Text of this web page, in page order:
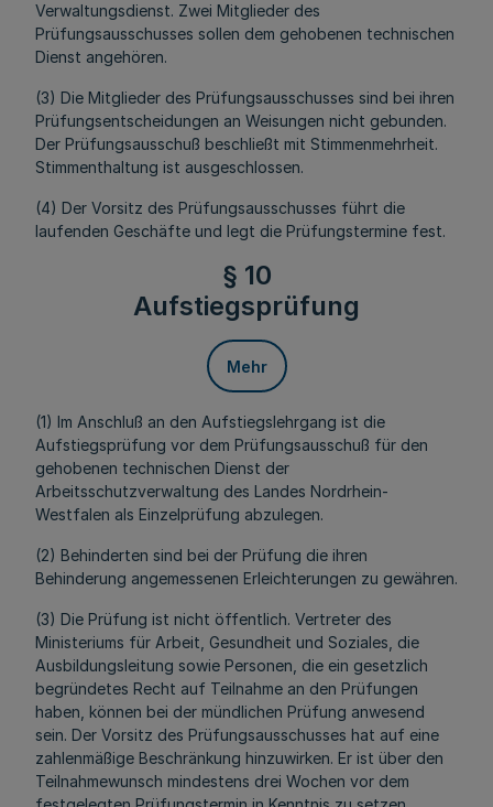
Verwaltungsdienst. Zwei Mitglieder des
Prüfungsausschusses sollen dem gehobenen technischen
Dienst angehören.
(3) Die Mitglieder des Prüfungsausschusses sind bei ihren
Prüfungsentscheidungen an Weisungen nicht gebunden.
Der Prüfungsausschuß beschließt mit Stimmenmehrheit.
Stimmenthaltung ist ausgeschlossen.
(4) Der Vorsitz des Prüfungsausschusses führt die
laufenden Geschäfte und legt die Prüfungstermine fest.
§ 10
Aufstiegsprüfung
Mehr
(1) Im Anschluß an den Aufstiegslehrgang ist die
Aufstiegsprüfung vor dem Prüfungsausschuß für den
gehobenen technischen Dienst der
Arbeitsschutzverwaltung des Landes Nordrhein-
Westfalen als Einzelprüfung abzulegen.
(2) Behinderten sind bei der Prüfung die ihren
Behinderung angemessenen Erleichterungen zu gewähren.
(3) Die Prüfung ist nicht öffentlich. Vertreter des
Ministeriums für Arbeit, Gesundheit und Soziales, die
Ausbildungsleitung sowie Personen, die ein gesetzlich
begründetes Recht auf Teilnahme an den Prüfungen
haben, können bei der mündlichen Prüfung anwesend
sein. Der Vorsitz des Prüfungsausschusses hat auf eine
zahlenmäßige Beschränkung hinzuwirken. Er ist über den
Teilnahmewunsch mindestens drei Wochen vor dem